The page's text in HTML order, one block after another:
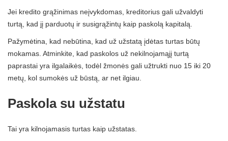
Jei kredito grąžinimas neįvykdomas, kreditorius gali užvaldyti
turtą, kad jį parduotų ir susigrąžintų kaip paskolą kapitalą.
Pažymėtina, kad nebūtina, kad už užstatą įdėtas turtas būtų
mokamas. Atminkite, kad paskolos už nekilnojamąjį turtą
paprastai yra ilgalaikės, todėl žmonės gali užtrukti nuo 15 iki 20
metų, kol sumokės už būstą, ar net ilgiau.
Paskola su užstatu
Tai yra kilnojamasis turtas kaip užstatas.